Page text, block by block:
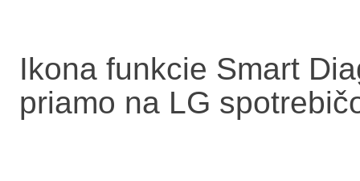
Ikona funkcie Smart
priamo na LG